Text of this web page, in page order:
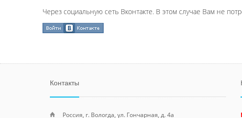
Через социальную сеть Вконтакте. В этом случае Вам не
Контакты
Россия, г. Вологда, ул. Гончарная, д. 4а